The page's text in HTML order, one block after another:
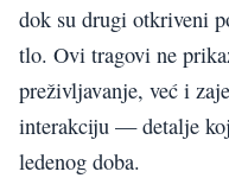
dok su drugi otkriveni
tlo. Ovi tragovi ne
preživljavanje, već i
interakciju — detalje
ledenog doba.